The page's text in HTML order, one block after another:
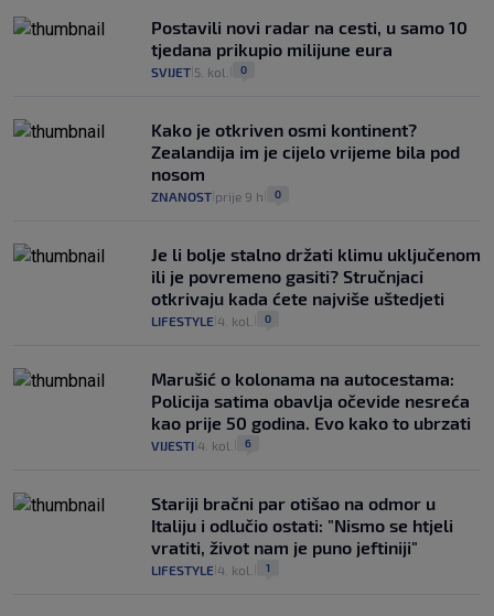
Postavili novi radar na cesti, u samo 10
tjedana prikupio milijune eura
SVIJET 5. kol. 0
Kako je otkriven osmi kontinent?
Zealandija im je cijelo vrijeme bila pod
nosom
ZNANOST prije 9 h 0
Je li bolje stalno držati klimu uključenom
ili je povremeno gasiti? Stručnjaci
otkrivaju kada ćete najviše uštedjeti
LIFESTYLE 4. kol. 0
Marušić o kolonama na autocestama:
Policija satima obavlja očevide nesreća
kao prije 50 godina. Evo kako to ubrzati
VIJESTI 4. kol. 6
Stariji bračni par otišao na odmor u
Italiju i odlučio ostati: "Nismo se htjeli
vratiti, život nam je puno jeftiniji"
LIFESTYLE 4. kol. 1